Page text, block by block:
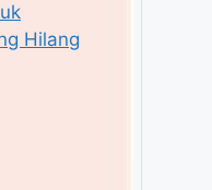
Hilang